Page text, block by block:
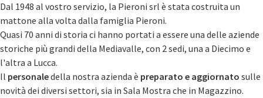
Dal 1948 al vostro servizio, la Pieroni srl è stata costruita un
mattone alla volta dalla famiglia Pieroni.
Quasi 70 anni di storia ci hanno portati a essere una delle aziende
storiche più grandi della Mediavalle, con 2 sedi, una a Diecimo e
l'altra a Lucca.
Il personaledella nostra azienda è preparato e aggiornato sulle
novità dei diversi settori, sia in Sala Mostra che in Magazzino.